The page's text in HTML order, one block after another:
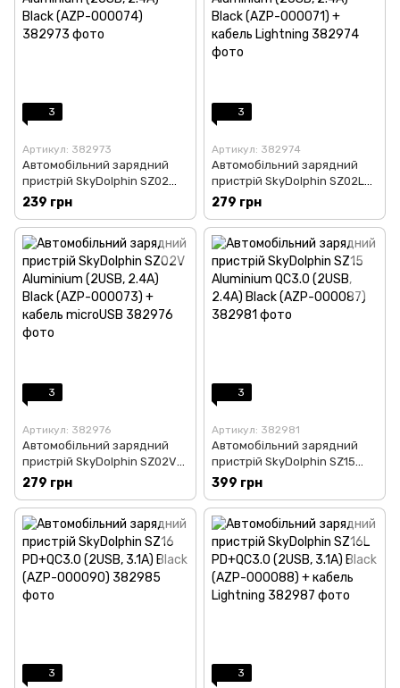
3
Артикул: 382973
Автомобільний зарядний
пристрій SkyDolphin SZ02
Aluminium (2USB, 2.4A) Black
(AZP-000074)
239 грн
3
Артикул: 382974
Автомобільний зарядний
пристрій SkyDolphin SZ02L
Aluminium (2USB, 2.4A) Black
(AZP-000071) + кабель
Lightning
279 грн
3
Артикул: 382976
Автомобільний зарядний
пристрій SkyDolphin SZ02V
Aluminium (2USB, 2.4A) Black
(AZP-000073) + кабель
microUSB
279 грн
3
Артикул: 382981
Автомобільний зарядний
пристрій SkyDolphin SZ15
Aluminium QC3.0 (2USB, 2.4A)
Black (AZP-000087)
399 грн
3 3